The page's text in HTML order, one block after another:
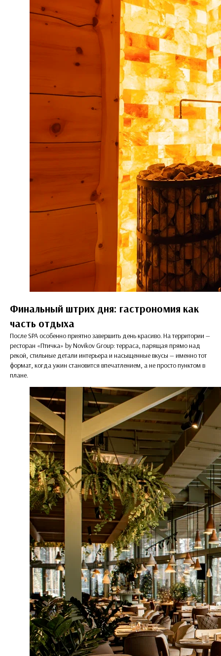
Финальный штрих дня: гастрономия как
часть отдыха
После SPA особенно приятно завершить день красиво. На территории —
ресторан «Птичка» by Novikov Group: терраса, парящая прямо над
рекой, стильные детали интерьера и насыщенные вкусы — именно тот
формат, когда ужин становится впечатлением, а не просто пунктом в
плане.